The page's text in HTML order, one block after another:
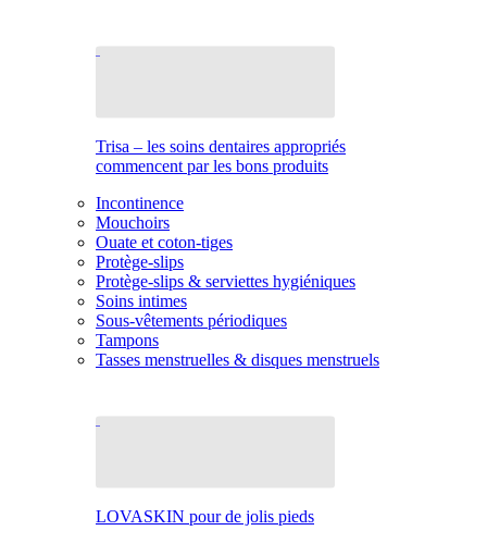
Trisa – les soins dentaires appropriés
commencent par les bons produits
Incontinence
Mouchoirs
Ouate et coton-tiges
Protège-slips
Protège-slips & serviettes hygiéniques
Soins intimes
Sous-vêtements périodiques
Tampons
Tasses menstruelles & disques menstruels
LOVASKIN pour de jolis pieds